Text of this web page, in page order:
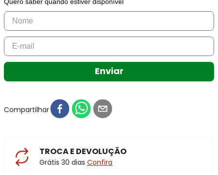
Enviar
Compartilhar
TROCA E DEVOLUÇÃO
Grátis 30 dias Confira